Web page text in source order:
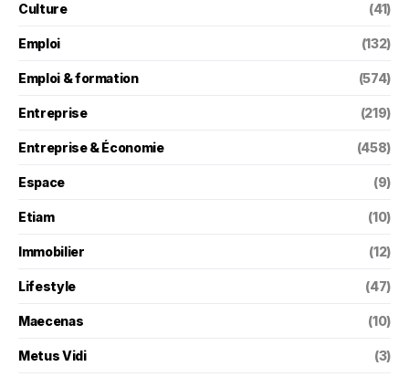
Culture (41)
Emploi (132)
Emploi & formation (574)
Entreprise (219)
Entreprise & Économie (458)
Espace (9)
Etiam (10)
Immobilier (12)
Lifestyle (47)
Maecenas (10)
Metus Vidi (3)